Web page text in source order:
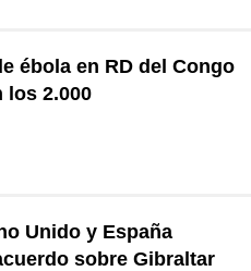
ébola en RD del Congo
los 2.000
Unido y España
sobre Gibraltar